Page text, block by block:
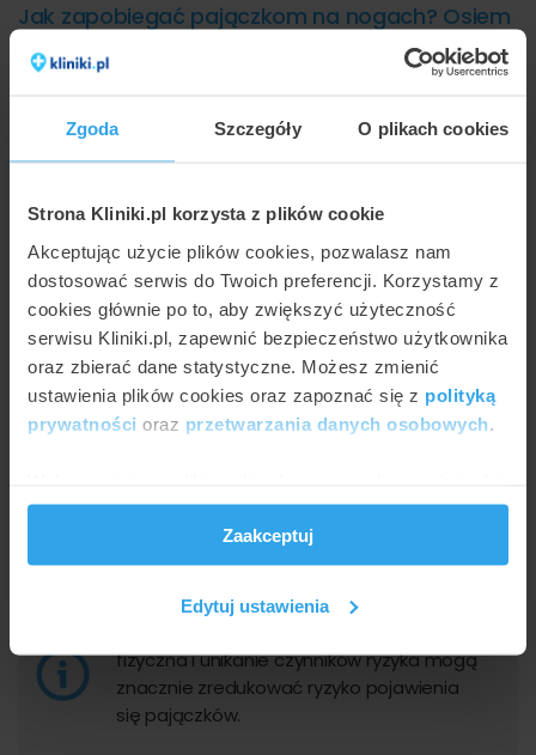
Zgoda Szczegóły O plikach cookies
Strona Kliniki.pl korzysta z plików cookie
Akceptując użycie plików cookies, pozwalasz nam
dostosować serwis do Twoich preferencji. Korzystamy z
cookies głównie po to, aby zwiększyć użyteczność
serwisu Kliniki.pl, zapewnić bezpieczeństwo użytkownika
oraz zbierać dane statystyczne. Możesz zmienić
ustawienia plików cookies oraz zapoznać się z polityką
prywatności oraz przetwarzania danych osobowych
i reklam, aby oferować funkcje społecznościowe i
analizować ruch w naszej witrynie. Informacje o tym, jak
korzystasz z naszej witryny, udostępniamy partnerom
społecznościowym, reklamowym i analitycznym.
otrzymanymi od Ciebie lub uzyskanymi podczas
korzystania z ich usług.
Zaakceptuj
Edytuj ustawienia
Jak zapobiegać pajączkom na nogach? Osiem
Warto być aktywnym fizycznie - spacerować,
jogę.
robić przerwy na zmianę pozycji lub kilka prostych
ćwiczeń - pobudza to krążenie krwi.
Należy unikać alkoholu i papierosów.
Trzeba zrezygnować z noszenia bardzo obcisłych
spodni, a także częstego zakładania butów na
wysokim obcasie.
Lepiej nie zakładać nogi na nogę podczas siedzenia.
Należy unikać solarium i sauny.
Trzeba ograniczyć gorące kąpiele.
fizyczna i unikanie czynników ryzyka mogą
znacznie zredukować ryzyko pojawienia
się pajączków.